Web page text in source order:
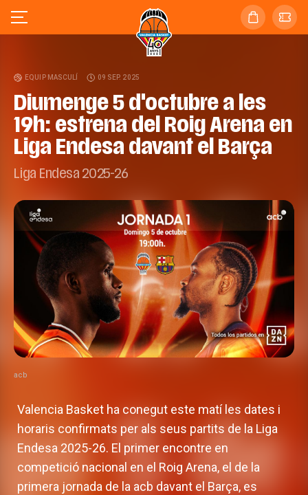
EQUIP MASCULÍ 09 SEP. 2025
Diumenge 5 d'octubre a les
19h: estrena del Roig Arena en
Liga Endesa davant el Barça
Liga Endesa 2025-26
acb
Valencia Basket ha conegut este matí les dates i
horaris confirmats per als seus partits de la Liga
Endesa 2025-26. El primer encontre en
competició nacional en el Roig Arena, el de la
primera jornada de la acb davant el Barça, es